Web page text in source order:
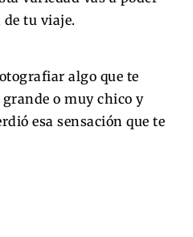
tu viaje.
algo que te
o muy chico y
esa sensación que te